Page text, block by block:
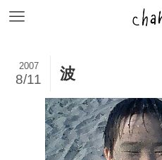
波
2007
8/11